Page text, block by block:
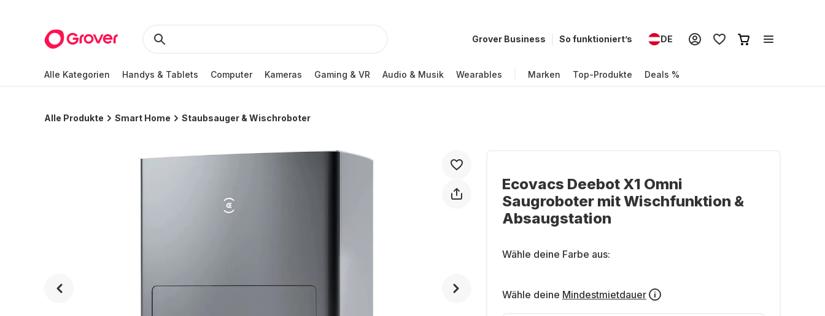
Grover Business So funktioniert’s DE
Alle Kategorien Handys & Tablets Computer Kameras Gaming & VR Audio & Musik Wearables Marken Top-Produkte Deals %
Alle Produkte Smart Home Staubsauger & Wischroboter
Ecovacs Deebot X1 Omni
Saugroboter mit Wischfunktion &
Absaugstation
Wähle deine Farbe aus:
Wähle deine Mindestmietdauer